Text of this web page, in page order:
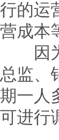
行的运
营成本
因为
总监、
期一人
可进行